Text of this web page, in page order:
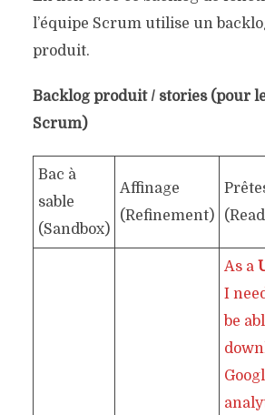
l’équipe Scrum utilise un
produit.
Backlog produit / stories (pour
Scrum)
Bac à
sable
(Sandbox)
Affinage
(Refinement)
As a
I
be